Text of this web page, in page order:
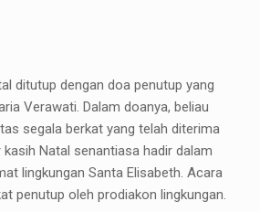
ditutup dengan doa penutup yang
Verawati. Dalam doanya, beliau
segala berkat yang telah diterima
Natal senantiasa hadir dalam
lingkungan Santa Elisabeth. Acara
penutup oleh prodiakon lingkungan.